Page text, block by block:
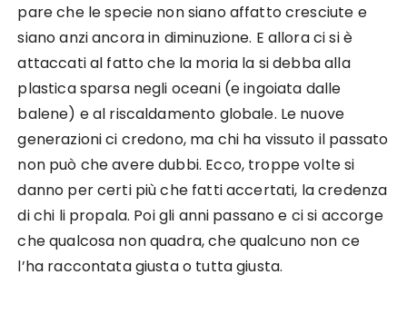
pare che le specie non siano affatto cresciute e
siano anzi ancora in diminuzione. E allora ci si è
attaccati al fatto che la moria la si debba alla
plastica sparsa negli oceani (e ingoiata dalle
balene) e al riscaldamento globale. Le nuove
generazioni ci credono, ma chi ha vissuto il passato
non può che avere dubbi. Ecco, troppe volte si
danno per certi più che fatti accertati, la credenza
di chi li propala. Poi gli anni passano e ci si accorge
che qualcosa non quadra, che qualcuno non ce
l’ha raccontata giusta o tutta giusta.